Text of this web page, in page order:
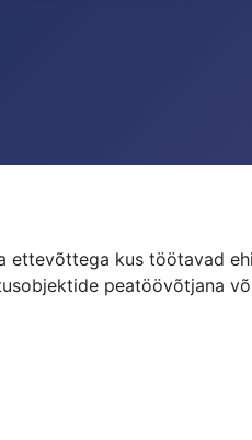
ettevõttega kus töötavad
peatöövõtjana